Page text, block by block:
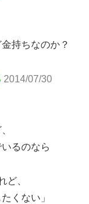
持ちなのか？
2014/07/30
るのなら
ど、
くない」